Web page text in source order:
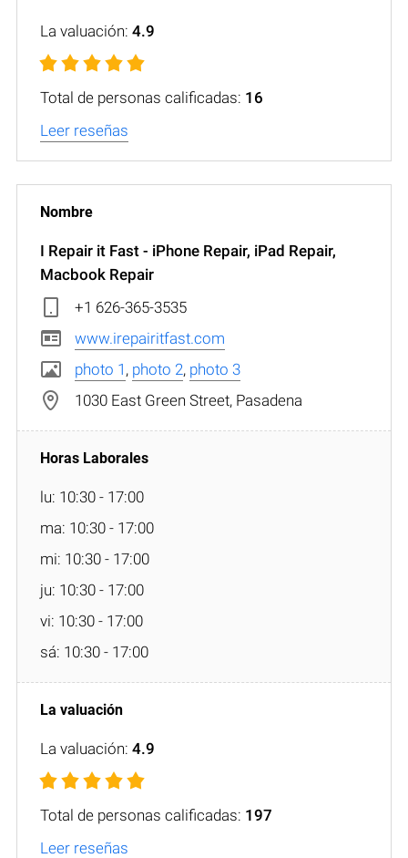
La valuación: 4.9
Total de personas calificadas: 16
Leer reseñas
I Repair it Fast - iPhone Repair, iPad Repair,
Macbook Repair
+1 626-365-3535
www.irepairitfast.com
photo 1 , photo 2, photo 3
1030 East Green Street, Pasadena
lu: 10:30 - 17:00
ma: 10:30 - 17:00
mi: 10:30 - 17:00
ju: 10:30 - 17:00
vi: 10:30 - 17:00
sá: 10:30 - 17:00
La valuación: 4.9
Total de personas calificadas: 197
Leer reseñas